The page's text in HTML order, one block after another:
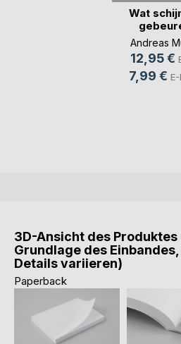
Wat
Andreas
12,95 €
7,99 €
3D-Ansicht des
Grundlage des
Details variieren)
Paperback